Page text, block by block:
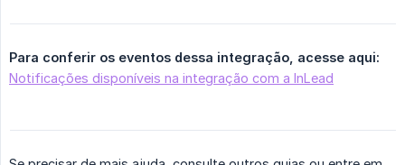
Para conferir os eventos dessa integração, acesse aqui:
Notificações disponíveis na integração com a InLead